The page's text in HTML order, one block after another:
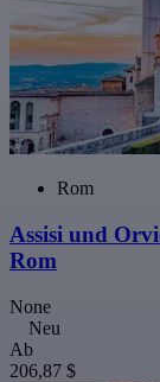
Rom
Assisi und
Rom
None
Neu
Ab
206,87 $